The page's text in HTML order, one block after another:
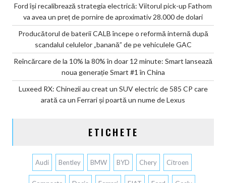
Ford își recalibrează strategia electrică: Viitorul pick-up Fathom
va avea un preț de pornire de aproximativ 28.000 de dolari
Producătorul de baterii CALB începe o reformă internă după
scandalul celulelor „banană” de pe vehiculele GAC
Reîncărcare de la 10% la 80% în doar 12 minute: Smart lansează
noua generație Smart #1 în China
Luxeed RX: Chinezii au creat un SUV electric de 585 CP care
arată ca un Ferrari și poartă un nume de Lexus
ETICHETE
Audi Bentley BMW BYD Chery Citroen